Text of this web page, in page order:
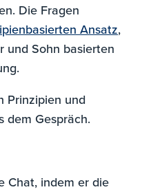
Die Fragen
Ansatz,
und Sohn basierten
Prinzipien und
dem Gespräch.
Chat, indem er die